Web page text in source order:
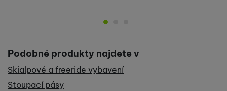
Podobné produkty najdete v
Skialpové a freeride vybavení
Stoupací pásy